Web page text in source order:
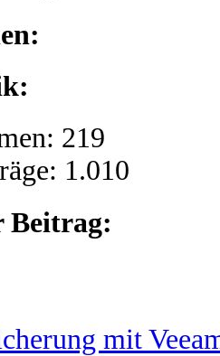
219
1.010
Beitrag:
mit